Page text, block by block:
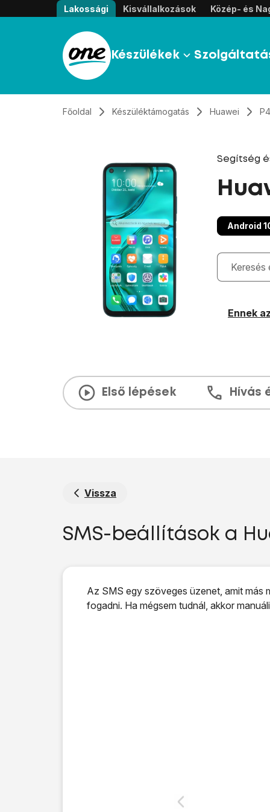
Átugrás, tovább a tartalomhoz
Lakossági Kisvállalkozások Közép- és
Készülékek
Főoldal Készüléktámogatás Huawei
Segítség
Android
Gépelés
Ennek
Első lépések Hívás
Vissza
SMS-beállítások a
Az SMS egy szöveges üzenet, amit más
fogadni. Ha mégsem tudnál, akkor